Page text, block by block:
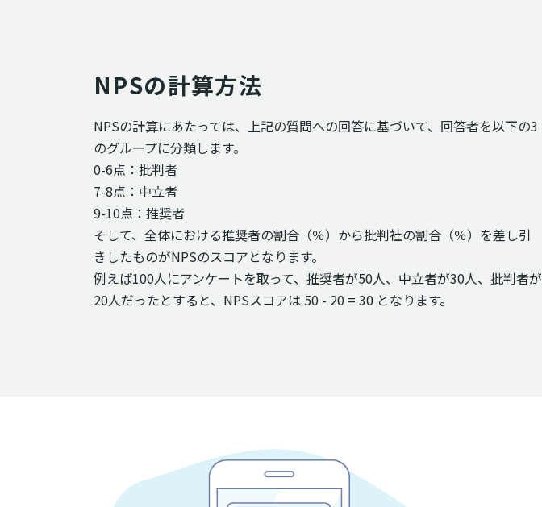
NPSの計算方法
NPSの計算にあたっては、上記の質問への回答に基づいて、回答者を以下の3
のグループに分類します。
0-6点：批判者
7-8点：中立者
9-10点：推奨者
そして、全体における推奨者の割合（％）から批判社の割合（％）を差し引
きしたものがNPSのスコアとなります。
例えば100人にアンケートを取って、推奨者が50人、中立者が30人、批判者が
20人だったとすると、NPSスコアは 50 - 20 = 30 となります。